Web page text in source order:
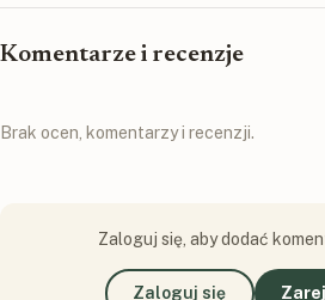
Komentarze i recenzje
Brak ocen, komentarzy i recenzji.
Zaloguj się, aby dodać
Zaloguj się